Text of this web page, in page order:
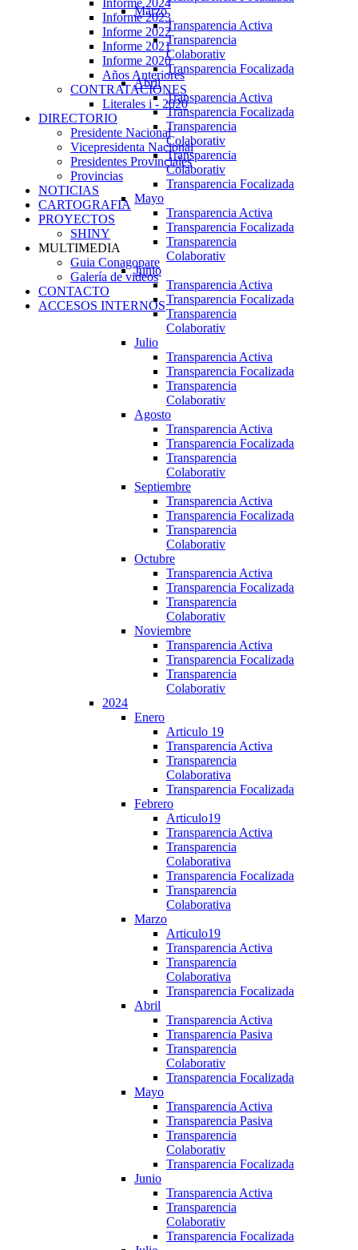
Marzo
Transparencia Activa
Transparencia
Colaborativ
Transparencia Focalizada
Abril
Transparencia Activa
Transparencia Focalizada
Transparencia
Colaborativ
Transparencia
Colaborativ
Transparencia Focalizada
Mayo
Transparencia Activa
Transparencia Focalizada
Transparencia
Colaborativ
Junio
Transparencia Activa
Transparencia Focalizada
Transparencia
Colaborativ
Julio
Transparencia Activa
Transparencia Focalizada
Transparencia
Colaborativ
Agosto
Transparencia Activa
Transparencia Focalizada
Transparencia
Colaborativ
Septiembre
Transparencia Activa
Transparencia Focalizada
Transparencia
Colaborativ
Octubre
Transparencia Activa
Transparencia Focalizada
Transparencia
Colaborativ
Noviembre
Transparencia Activa
Transparencia Focalizada
Transparencia
Colaborativ
2024
Enero
Articulo 19
Transparencia Activa
Transparencia
Colaborativa
Transparencia Focalizada
Febrero
Articulo19
Transparencia Activa
Transparencia
Colaborativa
Transparencia Focalizada
Transparencia
Colaborativa
Marzo
Articulo19
Transparencia Activa
Transparencia
Colaborativa
Transparencia Focalizada
Abril
Transparencia Activa
Transparencia Pasiva
Transparencia
Colaborativ
Transparencia Focalizada
Mayo
Transparencia Activa
Transparencia Pasiva
Transparencia
Colaborativ
Transparencia Focalizada
Junio
Transparencia Activa
Transparencia
Colaborativ
Transparencia Focalizada
Informe 2024
Informe 2023
Informe 2022
Informe 2021
Informe 2020
Años Anteriores
CONTRATACIONES
Literales i - 2020
DIRECTORIO
Presidente Nacional
Vicepresidenta Nacional
Presidentes Provinciales
Provincias
NOTICIAS
CARTOGRAFIA
PROYECTOS
SHINY
MULTIMEDIA
Guia Conagopare
Galería de videos
CONTACTO
ACCESOS INTERNOS